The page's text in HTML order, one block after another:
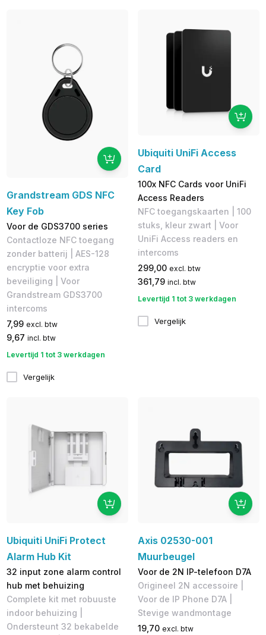
Grandstream GDS NFC
Key Fob
Voor de GDS3700 series
Contactloze NFC toegang
zonder batterij | AES-128
encryptie voor extra
beveiliging | Voor
Grandstream GDS3700
intercoms
7,99 excl. btw
9,67 incl. btw
Levertijd 1 tot 3 werkdagen
Vergelijk
Ubiquiti UniFi Access
Card
100x NFC Cards voor UniFi
Access Readers
NFC toegangskaarten | 100
stuks, kleur zwart | Voor
UniFi Access readers en
intercoms
299,00 excl. btw
361,79 incl. btw
Levertijd 1 tot 3 werkdagen
Vergelijk
Ubiquiti UniFi Protect
Alarm Hub Kit
32 input zone alarm control
hub met behuizing
Complete kit met robuuste
indoor behuizing |
Ondersteunt 32 bekabelde
Axis 02530-001
Muurbeugel
Voor de 2N IP-telefoon D7A
Origineel 2N accessoire |
Voor de IP Phone D7A |
Stevige wandmontage
19,70 excl. btw